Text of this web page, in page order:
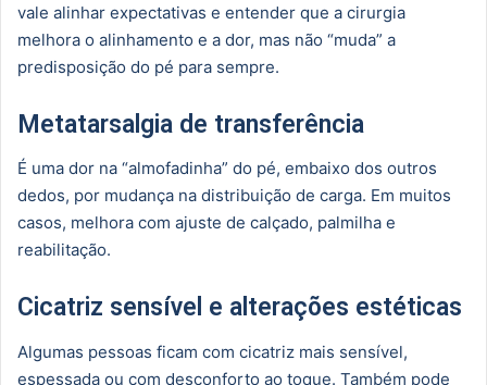
vale alinhar expectativas e entender que a cirurgia
melhora o alinhamento e a dor, mas não “muda” a
predisposição do pé para sempre.
Metatarsalgia de transferência
É uma dor na “almofadinha” do pé, embaixo dos outros
dedos, por mudança na distribuição de carga. Em muitos
casos, melhora com ajuste de calçado, palmilha e
reabilitação.
Cicatriz sensível e alterações estéticas
Algumas pessoas ficam com cicatriz mais sensível,
espessada ou com desconforto ao toque. Também pode